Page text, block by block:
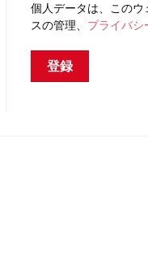
個人データは、この
スの管理、 プライバシ
登録